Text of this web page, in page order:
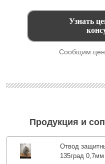
Сообщим
Продукция и
Отвод
135град 0,7мм